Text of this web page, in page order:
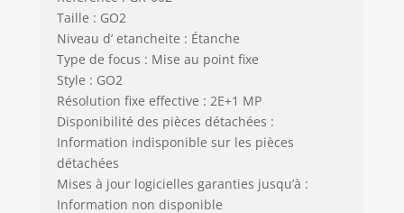
Taille : GO2
Niveau d’ etancheite : Étanche
Type de focus : Mise au point fixe
Style : GO2
Résolution fixe effective : 2E+1 MP
Disponibilité des pièces détachées :
Information indisponible sur les pièces
détachées
Mises à jour logicielles garanties jusqu’à :
Information non disponible